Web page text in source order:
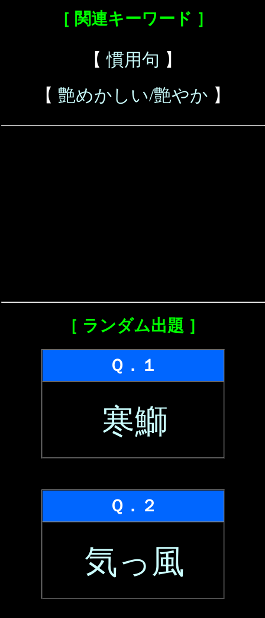
［ 関連キーワード ］
【慣用句 】
【 艶めかしい/艶やか 】
［ ランダム出題 ］
Ｑ．１
寒鰤
Ｑ．２
気っ風